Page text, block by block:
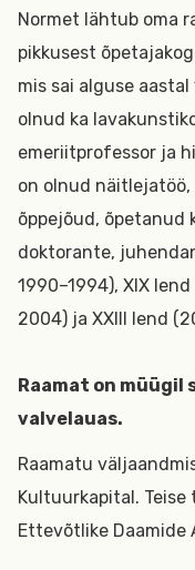
Normet lähtub oma
pikkusest
mis sai alguse
olnud ka
emeriitprofessor ja
on olnud
õppejõud, õpetanud
doktorante,
1990–1994), XIX
2004) ja XXIII lend
Raamat on
valvelauas.
Raamatu
Kultuurkapital.
Ettevõtlike Daamide